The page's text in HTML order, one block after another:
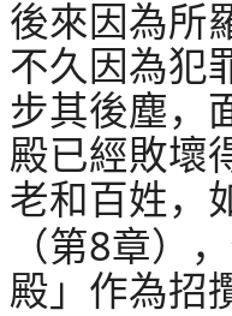
後來因為所
不久因為犯
步其後塵，
殿已經敗壞
老和百姓，
（第8章）
殿」作為招